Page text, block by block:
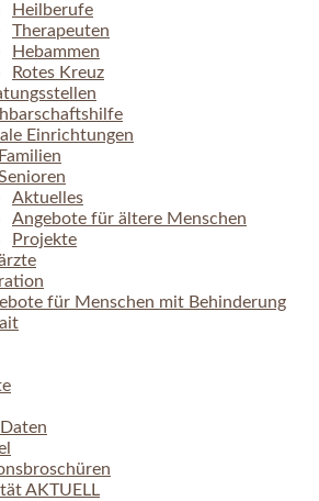
Heilberufe
Therapeuten
Hebammen
Rotes Kreuz
Einrichtungen
Aktuelles
Angebote für ältere Menschen
Projekte
für Menschen mit Behinderung
AKTUELL